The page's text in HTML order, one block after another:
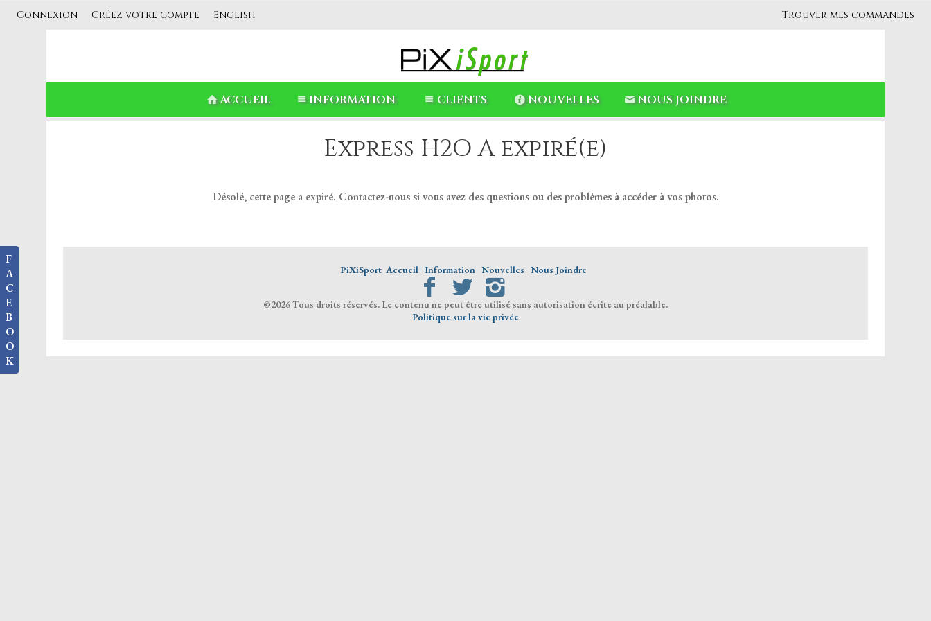
Connexion Créez votre compte English Trouver mes commandes
F
A
C
E
B
O
O
K
ACCUEIL INFORMATION CLIENTS NOUVELLES NOUS JOINDRE
Express H2O A expiré(e)
Désolé, cette page a expiré. Contactez-nous si vous avez des questions ou des problèmes à accéder à vos photos.
PiXiSport Accueil Information Nouvelles Nous Joindre
©2026 Tous droits réservés. Le contenu ne peut être utilisé sans autorisation écrite au préalable.
Politique sur la vie privée